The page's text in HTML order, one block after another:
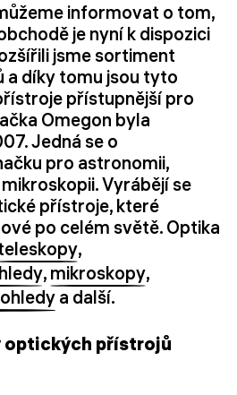
informovat o tom,
je nyní k dispozici
jsme sortiment
díky tomu jsou tyto
přístupnější pro
Omegon byla
Jedná se o
pro astronomii,
Vyrábějí se
přístroje, které
po celém světě. Optika
,
, mikroskopy,
a další.
optických přístrojů